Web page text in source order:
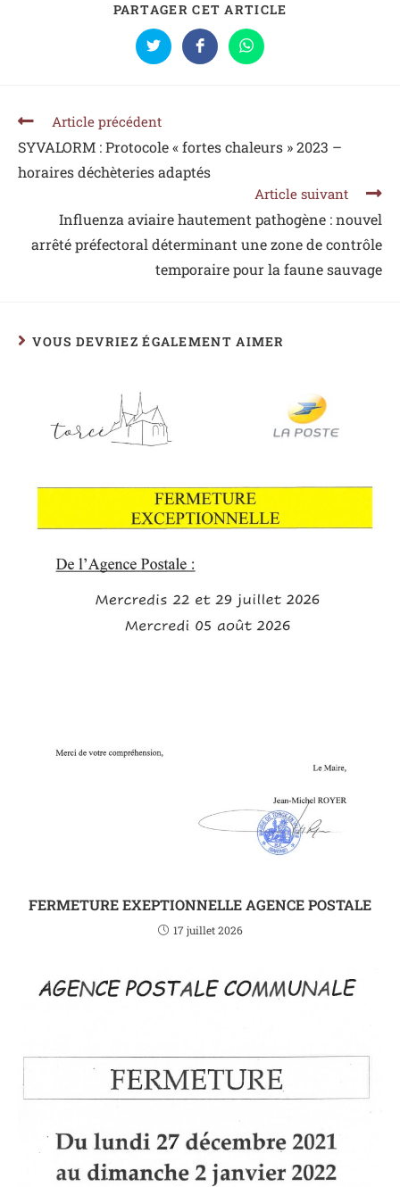
PARTAGER CET ARTICLE
Article précédent
SYVALORM : Protocole « fortes chaleurs » 2023 –
horaires déchèteries adaptés
Article suivant
Influenza aviaire hautement pathogène : nouvel
arrêté préfectoral déterminant une zone de contrôle
temporaire pour la faune sauvage
VOUS DEVRIEZ ÉGALEMENT AIMER
FERMETURE EXEPTIONNELLE AGENCE POSTALE
17 juillet 2026